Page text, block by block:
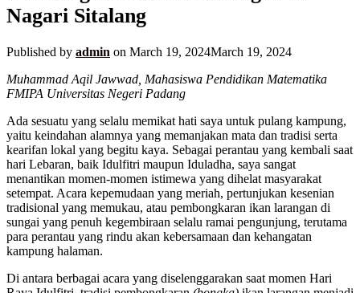
Nagari Sitalang
Published by admin on March 19, 2024March 19, 2024
Muhammad Aqil Jawwad, Mahasiswa Pendidikan Matematika
FMIPA Universitas Negeri Padang
Ada sesuatu yang selalu memikat hati saya untuk pulang kampung,
yaitu keindahan alamnya yang memanjakan mata dan tradisi serta
kearifan lokal yang begitu kaya. Sebagai perantau yang kembali saat
hari Lebaran, baik Idulfitri maupun Iduladha, saya sangat
menantikan momen-momen istimewa yang dihelat masyarakat
setempat. Acara kepemudaan yang meriah, pertunjukan kesenian
tradisional yang memukau, atau pembongkaran ikan larangan di
sungai yang penuh kegembiraan selalu ramai pengunjung, terutama
para perantau yang rindu akan kebersamaan dan kehangatan
kampung halaman.
Di antara berbagai acara yang diselenggarakan saat momen Hari